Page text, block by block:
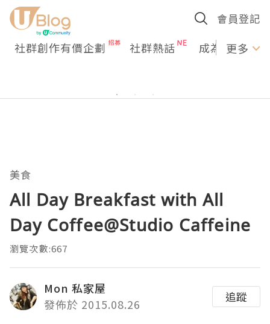
會員登記
社群創作有價企劃 社群熱話 成為U更多
美食
All Day Breakfast with All
Day Coffee@Studio Caffeine
瀏覽次數:667
Mon 私家屋
發佈於 2015.08.26
追蹤